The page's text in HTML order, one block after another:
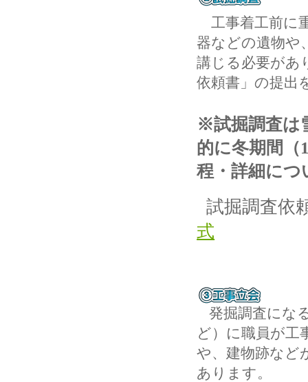
工事着工前に
器などの遺物や
講じる必要があ
依頼書」の提出
※試掘調査は
的に冬期間（
程・詳細に
試掘調査依
式
発掘調査にな
ど）に職員が工
や、建物跡など
あります。